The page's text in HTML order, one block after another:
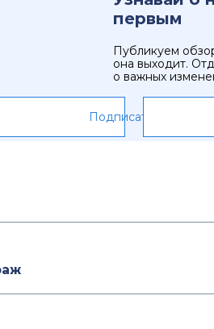
первым
Публикуем
она выходит.
о важных
Подписаться